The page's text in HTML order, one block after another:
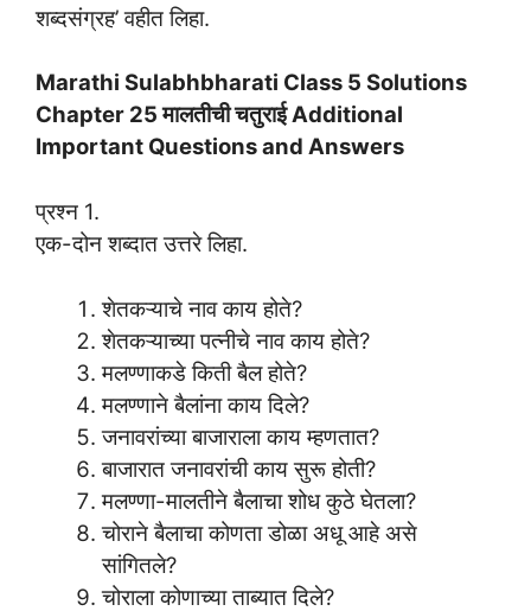
शब्दसंग्रह’ वहीत लिहा.
Marathi Sulabhbharati Class 5 Solutions
Chapter 25 मालतीची चतुराई Additional
Important Questions and Answers
प्रश्न 1.
एक-दोन शब्दात उत्तरे लिहा.
शेतकऱ्याचे नाव काय होते?
शेतकऱ्याच्या पत्नीचे नाव काय होते?
मलण्णाकडे किती बैल होते?
मलण्णाने बैलांना काय दिले?
जनावरांच्या बाजाराला काय म्हणतात?
बाजारात जनावरांची काय सुरू होती?
मलण्णा-मालतीने बैलाचा शोध कुठे घेतला?
चोराने बैलाचा कोणता डोळा अधू आहे असे
सांगितले?
चोराला कोणाच्या ताब्यात दिले?